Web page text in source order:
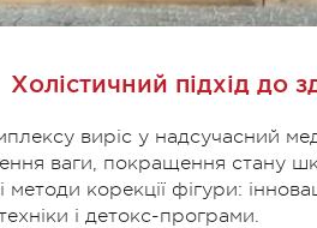
Холістичний підхід до
виріс у надсучасний
ваги, покращення стану
методи корекції фігури:
і детокс-програми.